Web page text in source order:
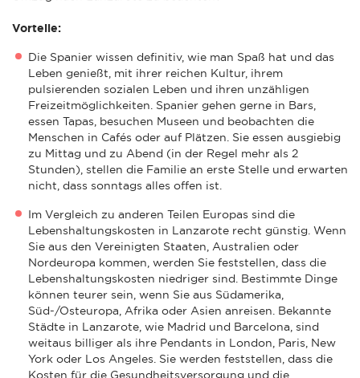
Vorteile:
Die Spanier wissen definitiv, wie man Spaß hat und das
Leben genießt, mit ihrer reichen Kultur, ihrem
pulsierenden sozialen Leben und ihren unzähligen
Freizeitmöglichkeiten. Spanier gehen gerne in Bars,
essen Tapas, besuchen Museen und beobachten die
Menschen in Cafés oder auf Plätzen. Sie essen ausgiebig
zu Mittag und zu Abend (in der Regel mehr als 2
Stunden), stellen die Familie an erste Stelle und erwarten
nicht, dass sonntags alles offen ist.
Im Vergleich zu anderen Teilen Europas sind die
Lebenshaltungskosten in Lanzarote recht günstig. Wenn
Sie aus den Vereinigten Staaten, Australien oder
Nordeuropa kommen, werden Sie feststellen, dass die
Lebenshaltungskosten niedriger sind. Bestimmte Dinge
können teurer sein, wenn Sie aus Südamerika,
Süd-/Osteuropa, Afrika oder Asien anreisen. Bekannte
Städte in Lanzarote, wie Madrid und Barcelona, sind
weitaus billiger als ihre Pendants in London, Paris, New
York oder Los Angeles. Sie werden feststellen, dass die
Kosten für die Gesundheitsversorgung und die